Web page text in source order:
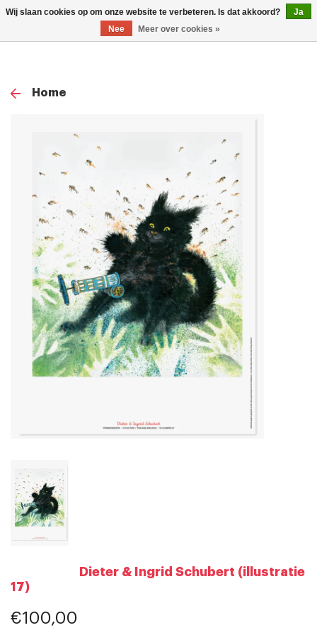
0
Home
Dieter & Ingrid Schubert (illustratie
17)
€100,00
Wij slaan cookies op om onze website te verbeteren. Is dat akkoord?
Ja
Nee
Meer over cookies »